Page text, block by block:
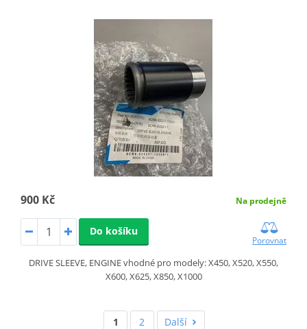
900 Kč Na prodejně
Do košíku
Porovnat
DRIVE SLEEVE, ENGINE vhodné pro modely: X450, X520, X550,
X600, X625, X850, X1000
1 2 Další